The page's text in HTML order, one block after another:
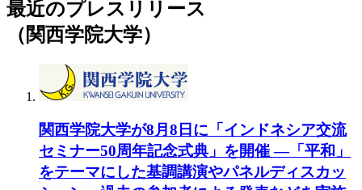
最近のプレスリリース
（関西学院大学）
関西学院大学が8月8日に「インドネシア交流
セミナー50周年記念式典」を開催 ―「平和」
をテーマにした基調講演やパネルディスカッ